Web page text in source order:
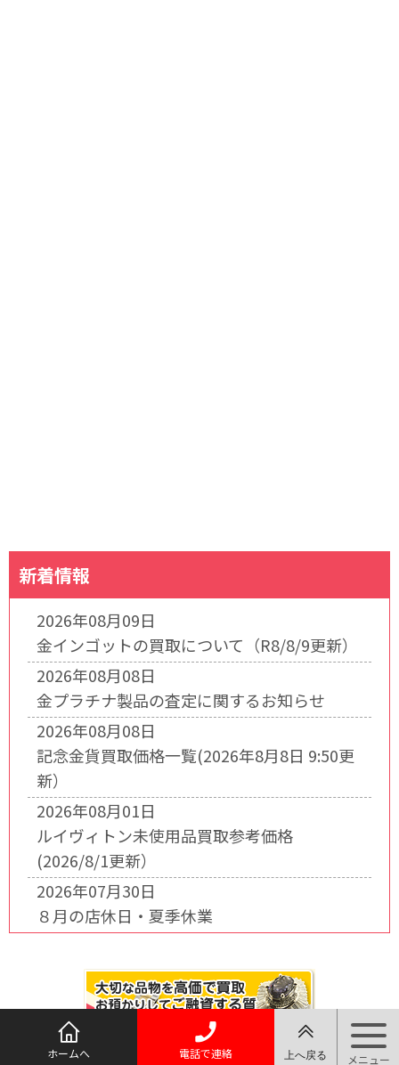
新着情報
2026年08月09日
金インゴットの買取について（R8/8/9更新）
2026年08月08日
金プラチナ製品の査定に関するお知らせ
2026年08月08日
記念金貨買取価格一覧(2026年8月8日 9:50更
新）
2026年08月01日
ルイヴィトン未使用品買取参考価格
(2026/8/1更新）
2026年07月30日
８月の店休日・夏季休業
ホームへ 電話で連絡